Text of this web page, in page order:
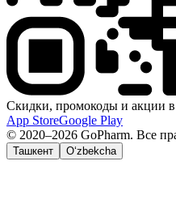
Скидки, промокоды и акции
App StoreGoogle Play
© 2020–2026 GoPharm. Все
Ташкент O‘zbekcha